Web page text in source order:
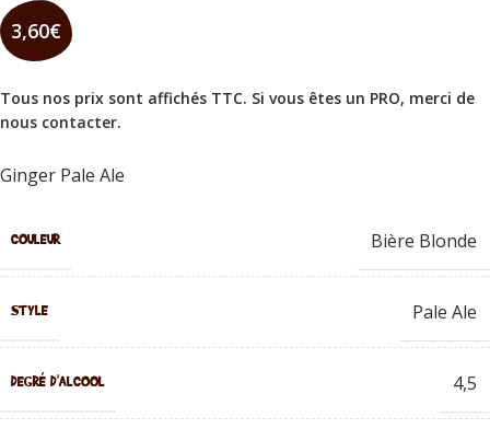
3,60€
Tous nos prix sont affichés TTC. Si vous êtes un PRO, merci de
nous contacter.
Ginger Pale Ale
COULEUR Bière Blonde
STYLE Pale Ale
DEGRÉ D'ALCOOL 4,5